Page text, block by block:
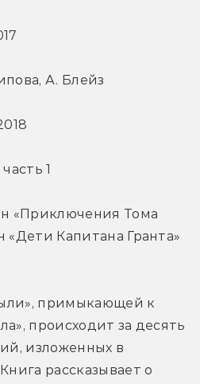
А. Блейз
1
«Приключения Тома
Капитана Гранта»
примыкающей к
происходит за десять
изложенных в
рассказывает о